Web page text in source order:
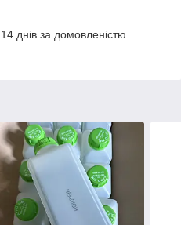
днів за домовленістю